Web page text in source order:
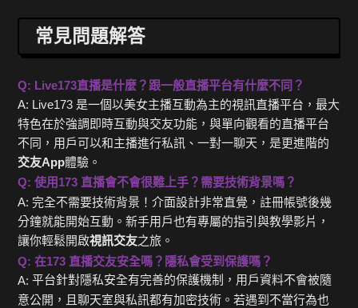
常見問題解答
Q: Live173直播是什麼？跟一般直播平台有什麼不同？
A: Live173 是一個以美女主播互動為主的視訊直播平台，最大
特色在於強調即時互動與交友功能，與單向觀看的直播平台
不同，用戶可以和主播進行私訊、一對一聊天，是更進階的
交友App體驗。
Q: 使用173 直播會不會很難上手？需要技術背景嗎？
A: 完全不需要技術背景！介面設計非常直覺，註冊帳號後幾
分鐘就能開始互動。新手用戶也有專屬的指引與教學影片，
讓你輕鬆開啟視訊交友之旅。
Q:在173 直播交友安全嗎？隱私會受到保護嗎？
A:平台針對隱私安全有完善的保護機制，用戶資料不會被隨
意公開，且聊天室與私訊都有加密技術。若遇到不當行為也